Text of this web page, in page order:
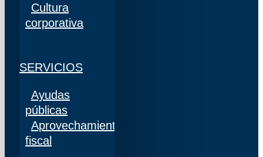
Cultura
corporativa
SERVICIOS
Ayudas
públicas
Aprovechamiento
fiscal